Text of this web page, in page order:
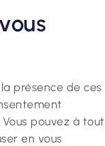
présence de ces
pouvez à tout
en vous